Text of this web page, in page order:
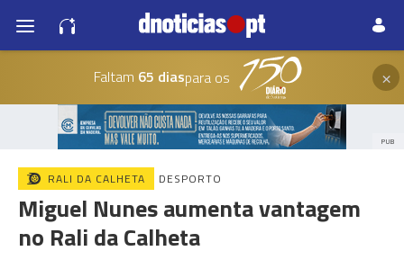
Faltam 65 diaspara os ×
PUB
RALI DA CALHETA DESPORTO
Miguel Nunes aumenta vantagem
no Rali da Calheta